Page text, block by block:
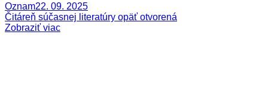
Oznam22. 09. 2025
Čitáreň súčasnej literatúry opäť otvorená
Zobraziť viac